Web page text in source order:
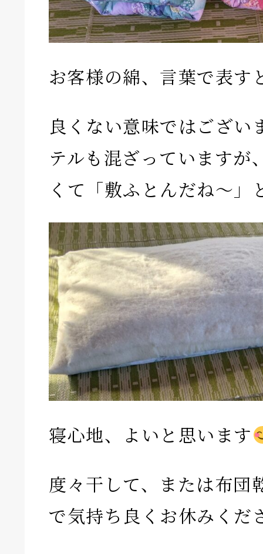
お客様の綿、言葉で表す
良くない意味ではござい
テルも混ざっていますが
くて「敷ふとんだね〜」
寝心地、よいと思います
度々干して、または布団
で気持ち良くお休みくだ